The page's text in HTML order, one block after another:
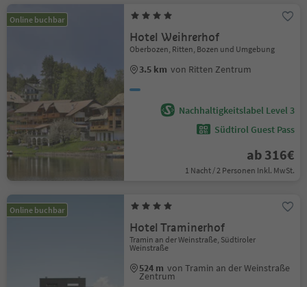
Online buchbar
Hotel Weihrerhof
Oberbozen, Ritten, Bozen und Umgebung
3.5 km von Ritten Zentrum
Nachhaltigkeitslabel Level 3
Südtirol Guest Pass
ab 316€
1 Nacht / 2 Personen Inkl. MwSt.
Online buchbar
Hotel Traminerhof
Tramin an der Weinstraße, Südtiroler
Weinstraße
524 m von Tramin an der Weinstraße
Zentrum